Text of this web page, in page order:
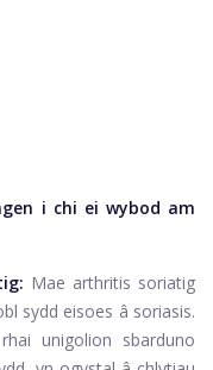
i chi ei wybod am
Mae arthritis soriatig
sydd eisoes â soriasis.
unigolion sbarduno